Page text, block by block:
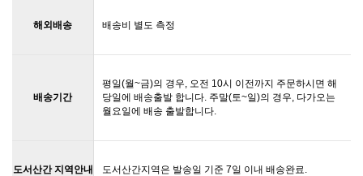
해외배송 배송비 별도 측정
배송기간
평일(월~금)의 경우, 오전 10시 이전까지 주문하시면 해
당일에 배송출발 합니다. 주말(토~일)의 경우, 다가오는
월요일에 배송 출발합니다.
도서산간 지역안내 도서산간지역은 발송일 기준 7일 이내 배송완료.